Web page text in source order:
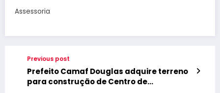
Assessoria
Previous post
Prefeito Camaf Douglas adquire terreno
para construção de Centro de